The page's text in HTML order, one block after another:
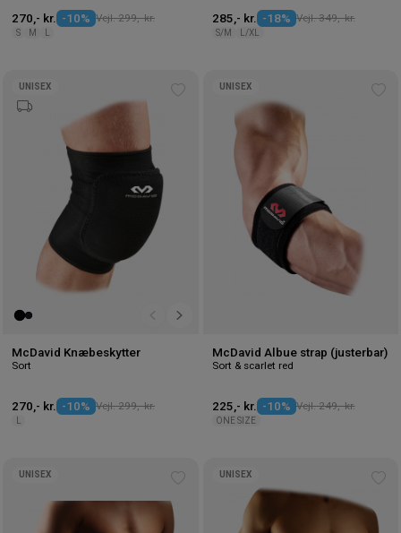
270,- kr. -10% Vejl. 299,- kr.
S M
285,- kr. -18% Vejl. 349,- kr.
S/M L/XL
ønskeliste
UNISEX
McDavid Knæbeskytter
Sort
270,- kr. -10% Vejl. 299,- kr.
UNISEX
McDavid Albue strap (justerbar)
Sort & scarlet red
225,- kr. -10% Vejl. 249,- kr.
ONE SIZE
ønskeliste
UNISEX UNISEX